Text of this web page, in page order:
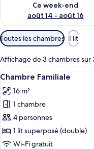
Ce week-end
août 14 - août 16
Filtres
disponibles
pour
les
chambres
Toutes les chambres 1 lit
Affichage de 3 chambres sur
Afficher
toutes
les
photos
pour
ce
type
5
Chambre Familiale
16 m²
1 chambre
4 personnes
1 lit superposé (double)
Wi-Fi gratuit